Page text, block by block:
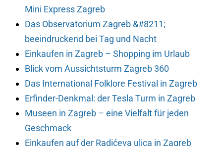
Mini Express Zagreb
Das Observatorium Zagreb &#8211;
beeindruckend bei Tag und Nacht
Einkaufen in Zagreb – Shopping im Urlaub
Blick vom Aussichtsturm Zagreb 360
Das International Folklore Festival in Zagreb
Erfinder-Denkmal: der Tesla Turm in Zagreb
Museen in Zagreb – eine Vielfalt für jeden
Geschmack
Einkaufen auf der Radićeva ulica in Zagreb